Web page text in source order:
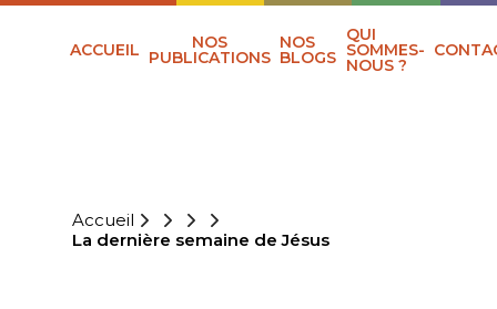
ACCUEIL NOS
PUBLICATIONS
NOS
BLOGS
QUI
SOMMES-
NOUS ?
Accueil
La dernière semaine de Jésus